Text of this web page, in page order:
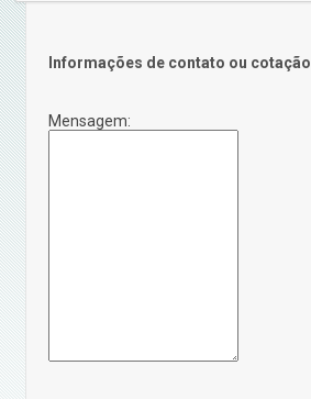
Informações de contato ou cotação
Mensagem: